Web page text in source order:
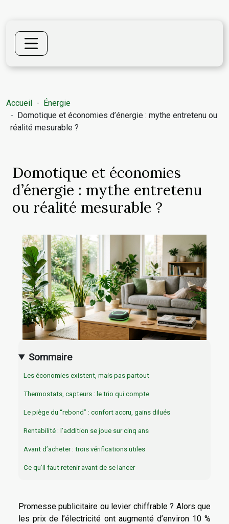
Accueil
Énergie
Domotique et économies d’énergie : mythe entretenu ou
réalité mesurable ?
Domotique et économies
d’énergie : mythe entretenu
ou réalité mesurable ?
Sommaire
Les économies existent, mais pas partout
Thermostats, capteurs : le trio qui compte
Le piège du “rebond” : confort accru, gains dilués
Rentabilité : l’addition se joue sur cinq ans
Avant d’acheter : trois vérifications utiles
Ce qu’il faut retenir avant de se lancer
Promesse publicitaire ou levier chiffrable ? Alors que
les prix de l’électricité ont augmenté d’environ 10 %